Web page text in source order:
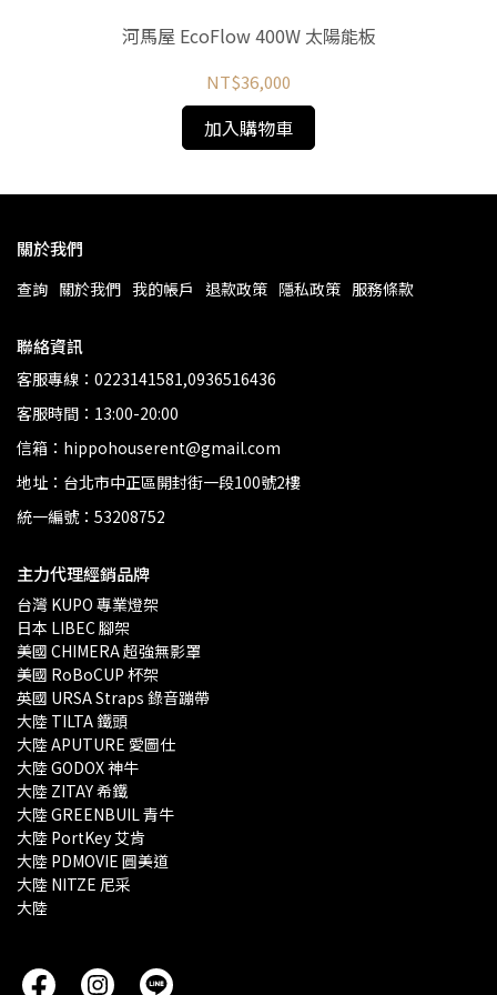
河馬屋 EcoFlow 400W 太陽能板
NT$36,000
加入購物車
關於我們
查詢 關於我們 我的帳戶 退款政策 隱私政策 服務條款
聯絡資訊
客服專線：0223141581,0936516436
客服時間：13:00-20:00
信箱：hippohouserent@gmail.com
地址：台北市中正區開封街一段100號2樓
統一編號：53208752
主力代理經銷品牌
台灣 KUPO 專業燈架
日本 LIBEC 腳架
美國 CHIMERA 超強無影罩
美國 RoBoCUP 杯架
英國 URSA Straps 錄音蹦帶
大陸 TILTA 鐵頭
大陸 APUTURE 愛圖仕
大陸 GODOX 神牛
大陸 ZITAY 希鐵
大陸 GREENBUIL 青牛
大陸 PortKey 艾肯
大陸 PDMOVIE 圓美道
大陸 NITZE 尼采
大陸